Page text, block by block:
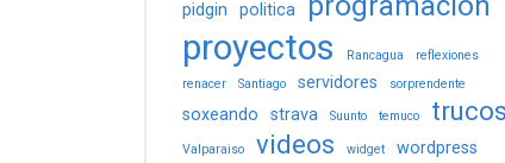
pidgin politica
proyectos Rancagua
reflexiones
renacer
Santiago servidores sorprendente
soxeando strava Suunto temuco trucos
Valparaiso videos widget wordpress